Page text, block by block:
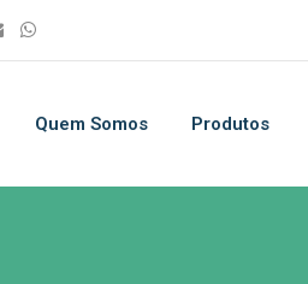
Quem Somos Produtos